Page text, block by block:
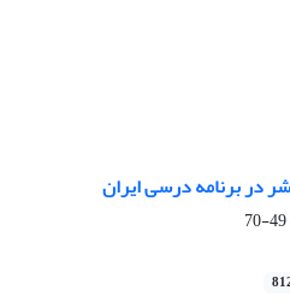
در برنامه درسی ایران
49-70